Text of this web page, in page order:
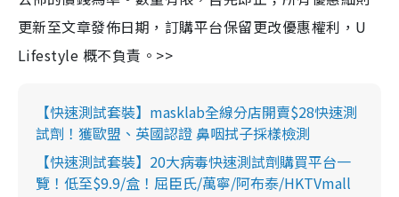
更新至文章發佈日期，訂購平台保留更改優惠權利，U
Lifestyle 概不負責。>>
【快速測試套裝】masklab全線分店開賣$28快速測
試劑！獲歐盟、英國認證 鼻咽拭子採樣檢測
【快速測試套裝】20大病毒快速測試劑購買平台一
覽！低至$9.9/盒！屈臣氏/萬寧/阿布泰/HKTVmall